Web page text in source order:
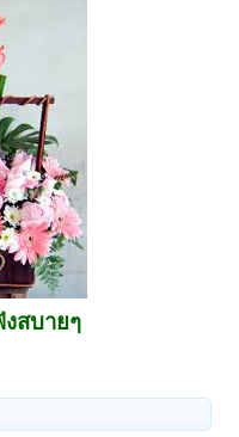
งสบายๆ